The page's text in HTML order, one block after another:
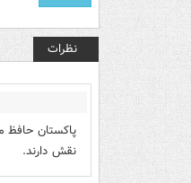
نظرات
پاکستان حافظ
نقش دارند.